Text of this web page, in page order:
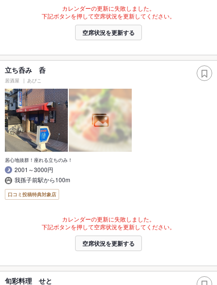
カレンダーの更新に失敗しました。
下記ボタンを押して空席状況を更新してください。
空席状況を更新する
立ち呑み 呑
居酒屋 あびこ
居心地抜群！座れる立ちのみ！
2001～3000円
我孫子前駅から100m
口コミ投稿特典対象店
カレンダーの更新に失敗しました。
下記ボタンを押して空席状況を更新してください。
空席状況を更新する
旬彩料理 せと